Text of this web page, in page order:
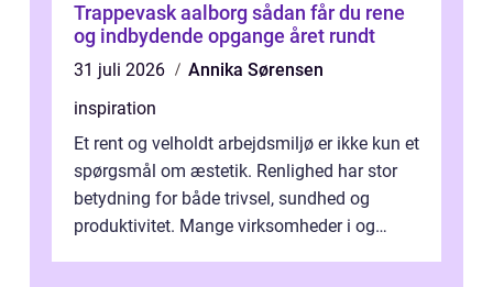
Trappevask aalborg sådan får du rene
og indbydende opgange året rundt
31 juli 2026
Annika Sørensen
inspiration
Et rent og velholdt arbejdsmiljø er ikke kun et
spørgsmål om æstetik. Renlighed har stor
betydning for både trivsel, sundhed og
produktivitet. Mange virksomheder i og